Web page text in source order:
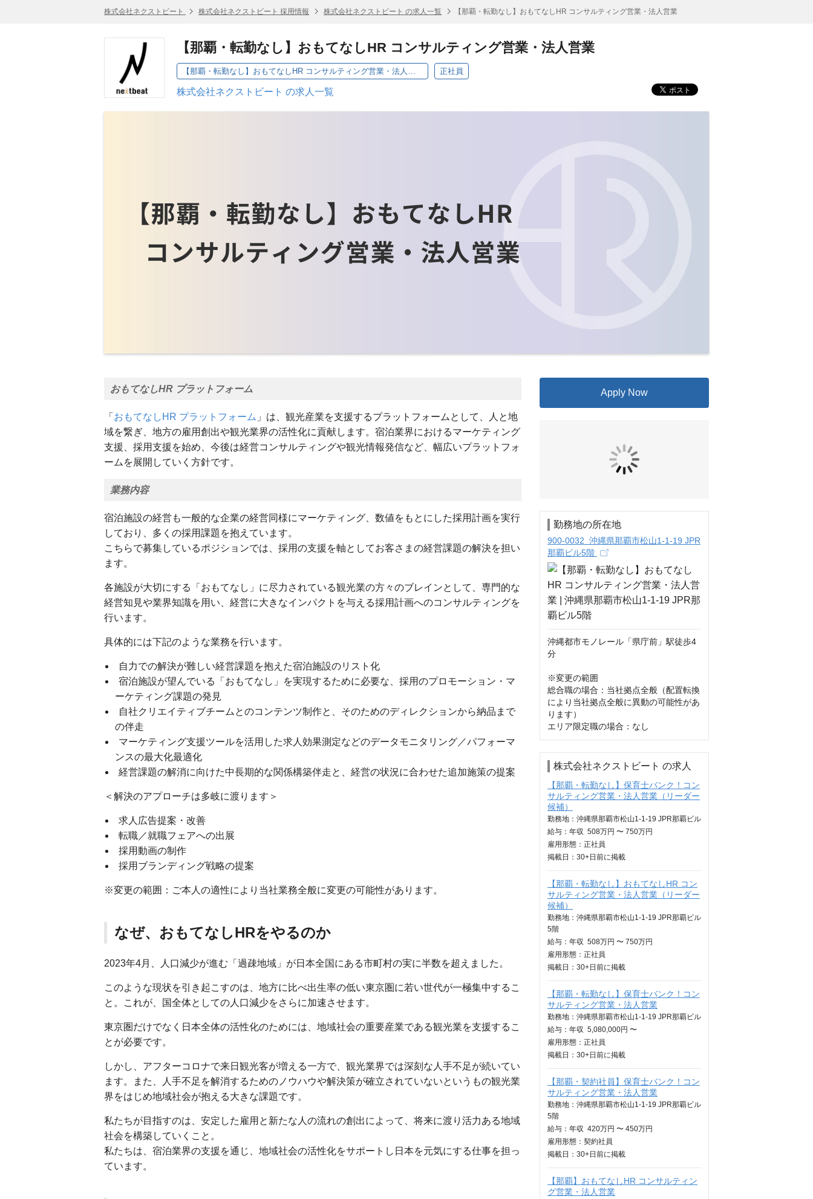
株式会社ネクストビート 株式会社ネクストビート 採用情報 株式会社ネクストビート の求人一覧 【那覇・転勤なし】おもてなしHR コンサルティング営業・法人営業
【那覇・転勤なし】おもてなしHR コンサルティング営業・法人営業
【那覇・転勤なし】おもてなしHR コンサルティング営業・法人営業 正社員
株式会社ネクストビート の求人一覧
おもてなしHR プラットフォーム
「 おもてなしHR プラットフォーム 」は、観光産業を支援するプラットフォームとして、人と地
域を繋ぎ、地方の雇用創出や観光業界の活性化に貢献します。宿泊業界におけるマーケティング
支援、採用支援を始め、今後は経営コンサルティングや観光情報発信など、幅広いプラットフォ
ームを展開していく方針です。
業務内容
宿泊施設の経営も一般的な企業の経営同様にマーケティング、数値をもとにした採用計画を実行
しており、多くの採用課題を抱えています。
こちらで募集しているポジションでは、採用の支援を軸としてお客さまの経営課題の解決を担い
ます。
各施設が大切にする「おもてなし」に尽力されている観光業の方々のブレインとして、専門的な
経営知見や業界知識を用い、経営に大きなインパクトを与える採用計画へのコンサルティングを
行います。
具体的には下記のような業務を行います。
自力での解決が難しい経営課題を抱えた宿泊施設のリスト化
宿泊施設が望んでいる「おもてなし」を実現するために必要な、採用のプロモーション・マ
ーケティング課題の発見
自社クリエイティブチームとのコンテンツ制作と、そのためのディレクションから納品まで
の伴走
マーケティング支援ツールを活用した求人効果測定などのデータモニタリング／パフォーマ
ンスの最大化最適化
経営課題の解消に向けた中長期的な関係構築伴走と、経営の状況に合わせた追加施策の提案
＜解決のアプローチは多岐に渡ります＞
求人広告提案・改善
転職／就職フェアへの出展
採用動画の制作
採用ブランディング戦略の提案
※変更の範囲：ご本人の適性により当社業務全般に変更の可能性があります。
なぜ、おもてなしHRをやるのか
2023年4月、人口減少が進む「過疎地域」が日本全国にある市町村の実に半数を超えました。
このような現状を引き起こすのは、地方に比べ出生率の低い東京圏に若い世代が一極集中するこ
と。これが、国全体としての人口減少をさらに加速させます。
東京圏だけでなく日本全体の活性化のためには、地域社会の重要産業である観光業を支援するこ
とが必要です。
しかし、アフターコロナで来日観光客が増える一方で、観光業界では深刻な人手不足が続いてい
ます。また、人手不足を解消するためのノウハウや解決策が確立されていないというもの観光業
界をはじめ地域社会が抱える大きな課題です。
私たちが目指すのは、安定した雇用と新たな人の流れの創出によって、将来に渡り活力ある地域
社会を構築していくこと。
私たちは、宿泊業界の支援を通じ、地域社会の活性化をサポートし日本を元気にする仕事を担っ
ています。
Apply Now
勤務地の所在地
900-0032 沖縄県那覇市松山1-1-19 JPR
那覇ビル5階
沖縄都市モノレール「県庁前」駅徒歩4
分
※変更の範囲
総合職の場合：当社拠点全般（配置転換
により当社拠点全般に異動の可能性があ
ります）
エリア限定職の場合：なし
株式会社ネクストビート の求人
【那覇・転勤なし】保育士バンク！コン
サルティング営業・法人営業（リーダー
候補）
勤務地：沖縄県那覇市松山1-1-19 JPR那覇ビル
給与： 年収 508万円 〜 750万円
雇用形態：正社員
掲載日： 30+日 前に掲載
【那覇・転勤なし】おもてなしHR コン
サルティング営業・法人営業（リーダー
候補）
勤務地：沖縄県那覇市松山1-1-19 JPR那覇ビル
5階
給与： 年収 508万円 〜 750万円
雇用形態：正社員
掲載日： 30+日 前に掲載
【那覇・転勤なし】保育士バンク！コン
サルティング営業・法人営業
勤務地：沖縄県那覇市松山1-1-19 JPR那覇ビル
給与： 年収 5,080,000円 〜
雇用形態：正社員
掲載日： 30+日 前に掲載
【那覇・契約社員】保育士バンク！コン
サルティング営業・法人営業
勤務地：沖縄県那覇市松山1-1-19 JPR那覇ビル
5階
給与： 年収 420万円 〜 450万円
雇用形態：契約社員
掲載日： 30+日 前に掲載
【那覇】おもてなしHR コンサルティン
グ営業・法人営業